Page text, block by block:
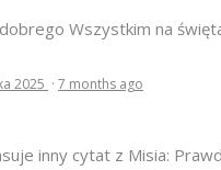
Wszystkim na
2025 · 7 months ago
inny cytat z Misia: